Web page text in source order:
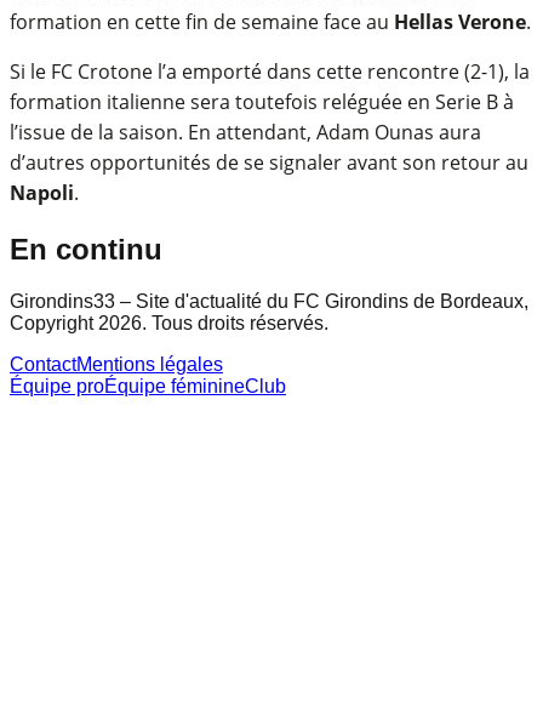
formation en cette fin de semaine face au Hellas Verone.
Si le FC Crotone l’a emporté dans cette rencontre (2-1), la
formation italienne sera toutefois reléguée en Serie B à
l’issue de la saison. En attendant, Adam Ounas aura
d’autres opportunités de se signaler avant son retour au
Napoli.
En continu
Girondins33 – Site d'actualité du FC Girondins de Bordeaux,
Copyright 2026. Tous droits réservés.
ContactMentions légales
Équipe proÉquipe féminineClub